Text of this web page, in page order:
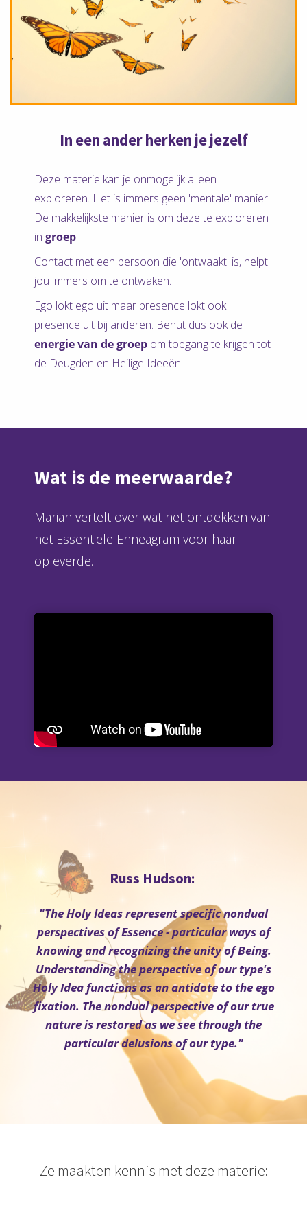
In een ander herken je jezelf
Deze materie kan je onmogelijk alleen
exploreren. Het is immers geen 'mentale' manier.
De makkelijkste manier is om deze te exploreren
in groep.
Contact met een persoon die 'ontwaakt' is, helpt
jou immers om te ontwaken.
Ego lokt ego uit maar presence lokt ook
presence uit bij anderen. Benut dus ook de
energievan de groep om toegang te krijgen tot
de Deugden en Heilige Ideeën.
Wat is de meerwaarde?
Marian vertelt over wat het ontdekken van
het Essentiële Enneagram voor haar
opleverde.
Russ Hudson:
"The Holy Ideas represent specific nondual
perspectives of Essence - particular ways of
knowing and recognizing the unity of Being.
Understanding the perspective of our type's
Holy Idea functions as an antidote to the ego
fixation. The nondual perspective of our true
nature is restored as we see through the
particular delusions of our type."
Ze maakten kennis met deze materie: